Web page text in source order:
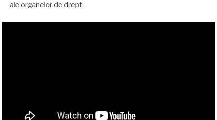
ale organelor de drept.